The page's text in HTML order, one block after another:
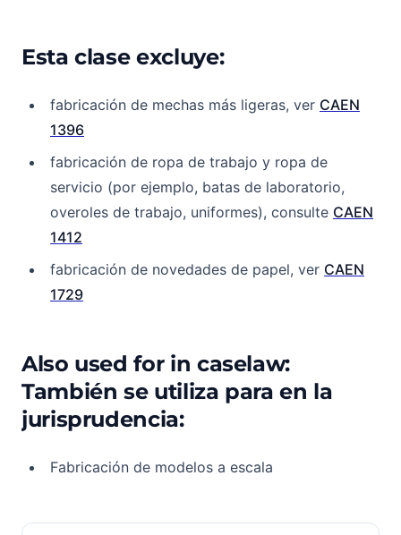
Esta clase excluye:
fabricación de mechas más ligeras, ver CAEN
1396
fabricación de ropa de trabajo y ropa de
servicio (por ejemplo, batas de laboratorio,
overoles de trabajo, uniformes), consulte CAEN
1412
fabricación de novedades de papel, ver CAEN
1729
Also used for in caselaw:
También se utiliza para en la
jurisprudencia:
Fabricación de modelos a escala